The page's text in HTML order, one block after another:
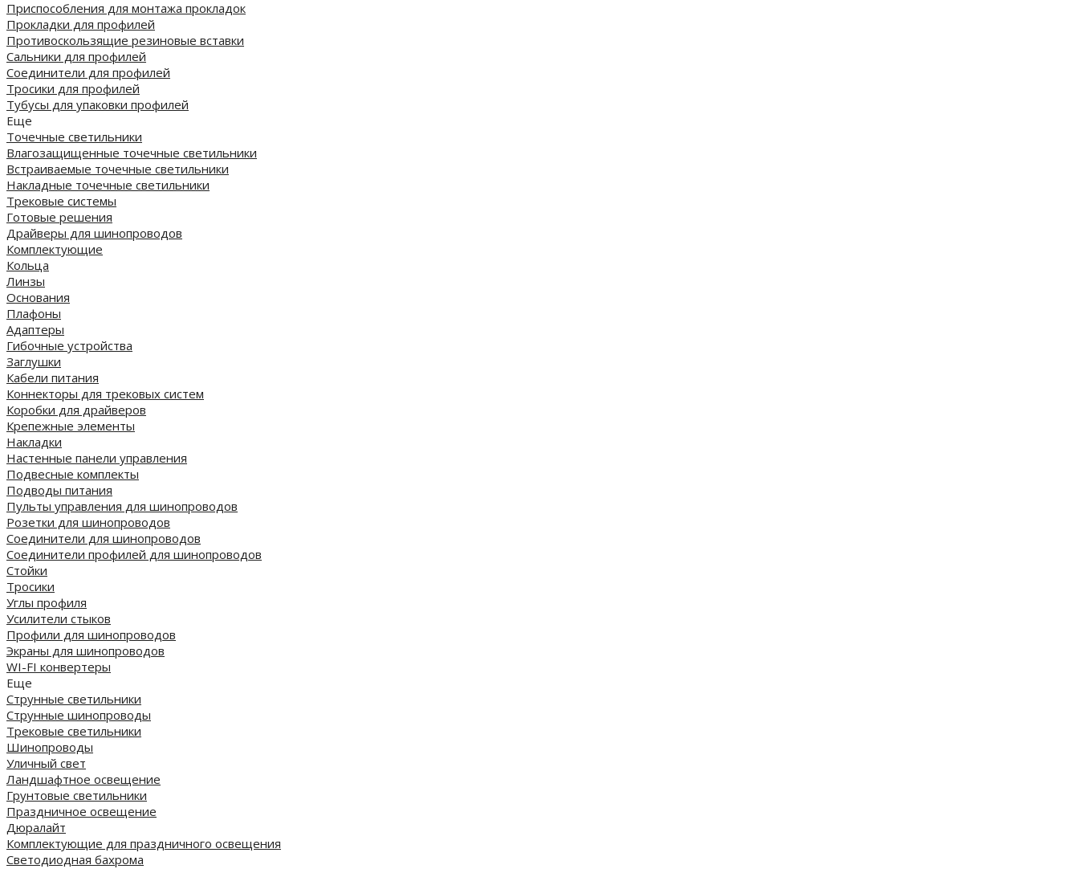
Приспособления для монтажа прокладок
Прокладки для профилей
Противоскользящие резиновые вставки
Сальники для профилей
Соединители для профилей
Тросики для профилей
Тубусы для упаковки профилей
Еще
Точечные светильники
Влагозащищенные точечные светильники
Встраиваемые точечные светильники
Накладные точечные светильники
Трековые системы
Готовые решения
Драйверы для шинопроводов
Комплектующие
Кольца
Линзы
Основания
Плафоны
Адаптеры
Гибочные устройства
Заглушки
Кабели питания
Коннекторы для трековых систем
Коробки для драйверов
Крепежные элементы
Накладки
Настенные панели управления
Подвесные комплекты
Подводы питания
Пульты управления для шинопроводов
Розетки для шинопроводов
Соединители для шинопроводов
Соединители профилей для шинопроводов
Стойки
Тросики
Углы профиля
Усилители стыков
Профили для шинопроводов
Экраны для шинопроводов
WI-FI конвертеры
Еще
Струнные светильники
Струнные шинопроводы
Трековые светильники
Шинопроводы
Уличный свет
Ландшафтное освещение
Грунтовые светильники
Праздничное освещение
Дюралайт
Комплектующие для праздничного освещения
Светодиодная бахрома